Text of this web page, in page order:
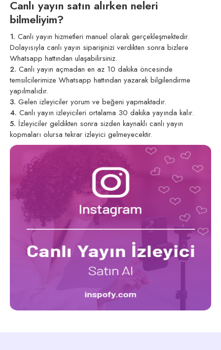
Canlı yayın satın alırken neleri
bilmeliyim?
1. Canlı yayın hizmetleri manuel olarak gerçekleşmektedir.
Dolayısıyla canlı yayın siparişinizi verdikten sonra bizlere
Whatsapp hattından ulaşabilirsiniz.
2. Canlı yayın açmadan en az 10 dakika öncesinde
temsilcilerimize Whatsapp hattından yazarak bilgilendirme
yapılmalıdır.
3. Gelen izleyiciler yorum ve beğeni yapmaktadır.
4. Canlı yayın izleyicileri ortalama 30 dakika yayında kalır.
5. İzleyiciler geldikten sonra sizden kaynaklı canlı yayın
kopmaları olursa tekrar izleyici gelmeyecektir.